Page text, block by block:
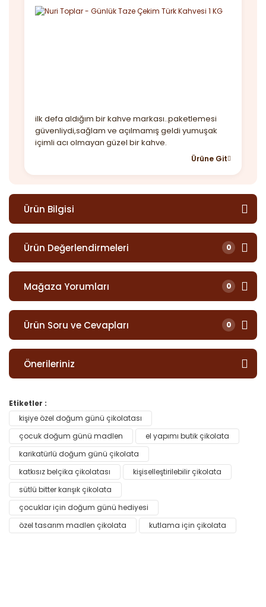
ilk defa aldığım bir kahve markası..paketlemesi
güvenliydi,sağlam ve açılmamış geldi yumuşak
içimli acı olmayan güzel bir kahve.
Ürüne Git
Ürün Bilgisi
Ürün Değerlendirmeleri 0
Mağaza Yorumları 0
Ürün Soru ve Cevapları 0
Önerileriniz
Etiketler :
kişiye özel doğum günü çikolatası
çocuk doğum günü madlen
el yapımı butik çikolata
karikatürlü doğum günü çikolata
katkısız belçika çikolatası
kişiselleştirilebilir çikolata
sütlü bitter karışık çikolata
çocuklar için doğum günü hediyesi
özel tasarım madlen çikolata
kutlama için çikolata